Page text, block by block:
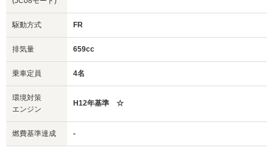
駆動方式 FR
排気量 659cc
乗車定員 4名
環境対策
エンジン
H12年基準 ☆
燃費基準達成 -